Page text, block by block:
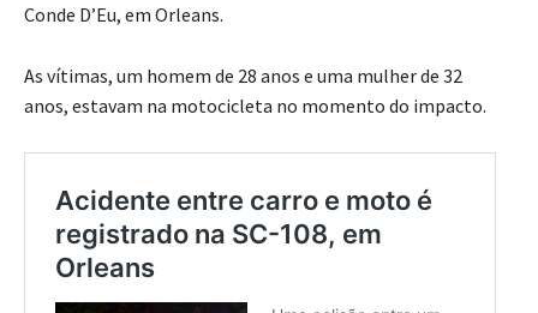
Conde D’Eu, em Orleans.
As vítimas, um homem de 28 anos e uma mulher de 32
anos, estavam na motocicleta no momento do impacto.